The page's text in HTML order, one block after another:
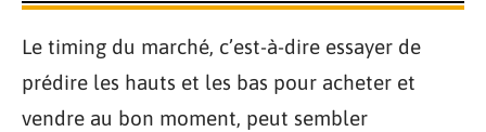
Le timing du marché, c’est-à-dire essayer de
prédire les hauts et les bas pour acheter et
vendre au bon moment, peut sembler